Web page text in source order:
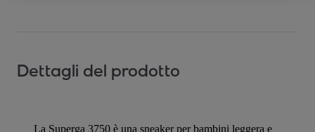
Dettagli del prodotto
La Superga 3750 è una sneaker per bambini leggera e